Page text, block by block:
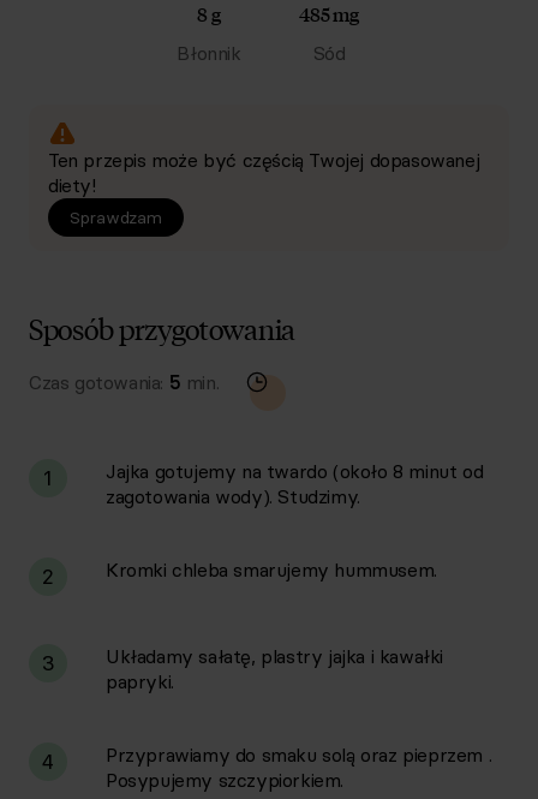
8 g
Błonnik
485 mg
Sód
Ten przepis może być częścią Twojej dopasowanej
diety!
Sprawdzam
Sposób przygotowania
Czas gotowania: 5 min.
1
Jajka gotujemy na twardo (około 8 minut od
zagotowania wody). Studzimy.
2 Kromki chleba smarujemy hummusem.
3
Układamy sałatę, plastry jajka i kawałki
papryki.
4
Przyprawiamy do smaku solą oraz pieprzem .
Posypujemy szczypiorkiem.